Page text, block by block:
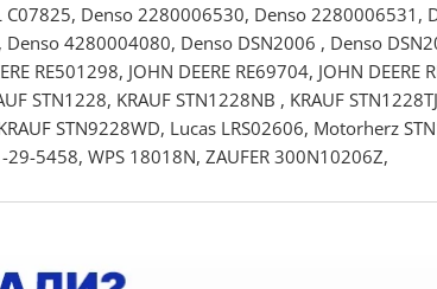
C07825, Denso 2280006530, Denso
4280004080, Denso DSN2006 , Denso
RE501298, JOHN DEERE RE69704, JOHN
STN1228, KRAUF STN1228NB , KRAUF
KRAUF STN9228WD, Lucas LRS02606, Motorherz
5458, WPS 18018N, ZAUFER 300N10206Z,